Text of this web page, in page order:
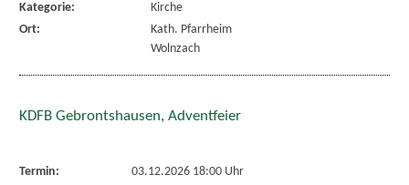
Kategorie:
Kirche
Ort:
Kath. Pfarrheim
Wolnzach
KDFB Gebrontshausen, Adventfeier
Termin:
03.12.2026 18:00 Uhr